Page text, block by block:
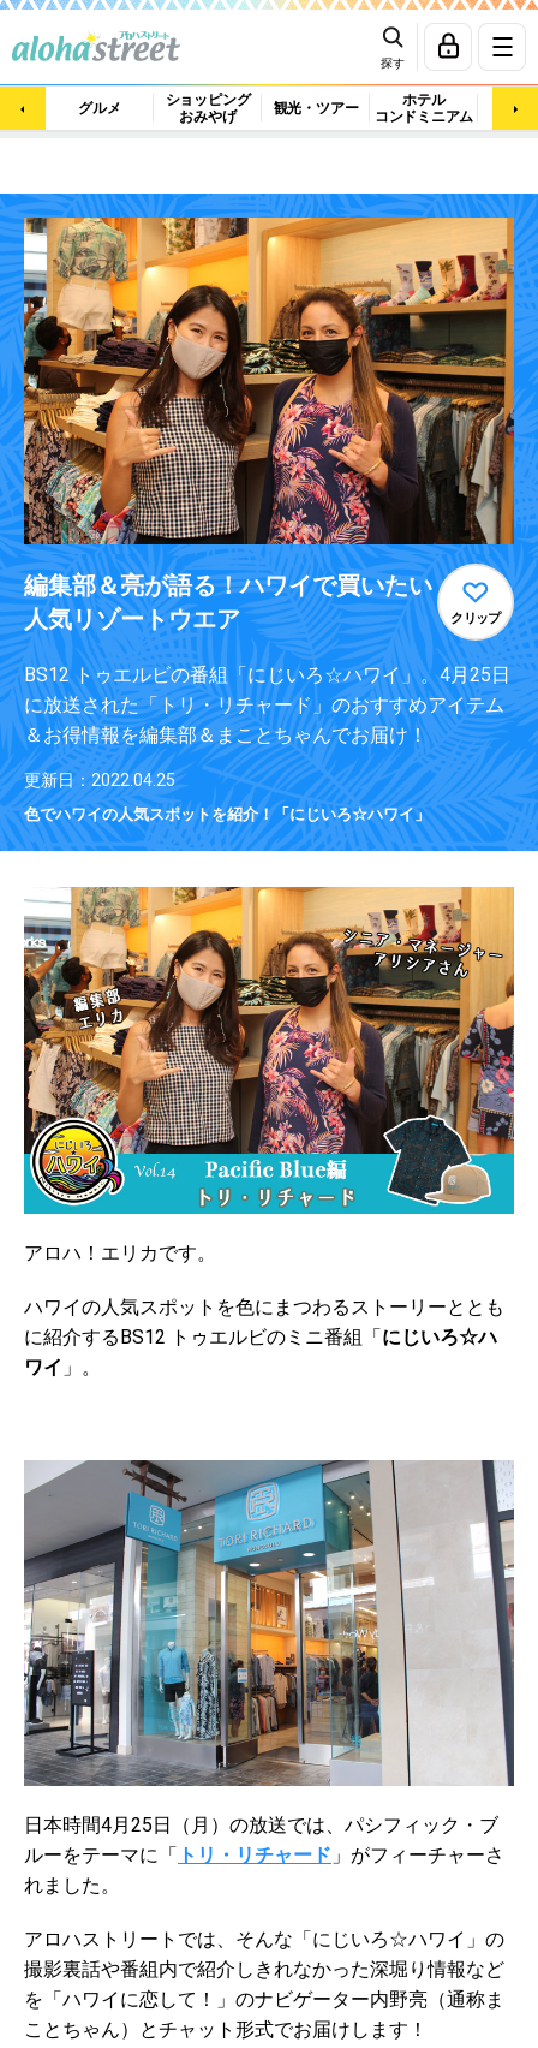
探す
グルメ
ショッピング
おみやげ
観光・ツアー
ホテル
コンドミニアム
マッ
編集部＆亮が語る！ハワイで買いたい
人気リゾートウエア
クリップ
BS12 トゥエルビの番組「にじいろ☆ハワイ」。4月25日
に放送された「トリ・リチャード」のおすすめアイテム
＆お得情報を編集部＆まことちゃんでお届け！
更新日：2022.04.25
色でハワイの人気スポットを紹介！「にじいろ☆ハワイ」
アロハ！エリカです。
ハワイの人気スポットを色にまつわるストーリーととも
に紹介するBS12 トゥエルビのミニ番組「にじいろ☆ハ
ワイ 」。
日本時間4月25日（月）の放送では、パシフィック・ブ
ルーをテーマに「
トリ・リチャード 」がフィーチャーさ
れました。
アロハストリートでは、そんな「にじいろ☆ハワイ」の
撮影裏話や番組内で紹介しきれなかった深堀り情報など
を「ハワイに恋して！」のナビゲーター内野亮（通称ま
ことちゃん）とチャット形式でお届けします！